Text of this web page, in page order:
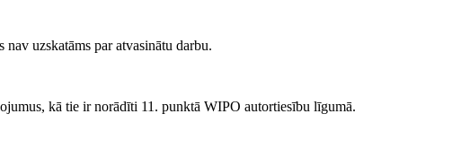
uzskatāms par atvasinātu darbu.
kā tie ir norādīti 11. punktā WIPO autortiesību līgumā.